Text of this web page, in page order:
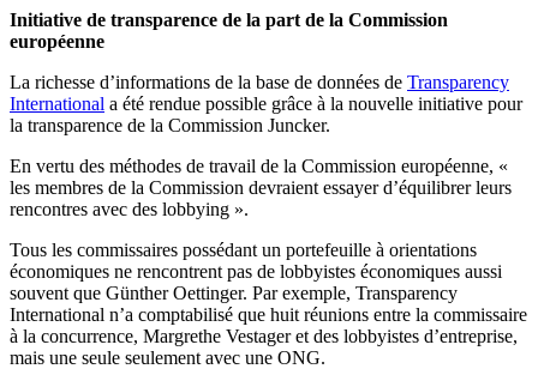
Initiative de transparence de la part de la Commission
européenne
La richesse d’informations de la base de données de Transparency
International a été rendue possible grâce à la nouvelle initiative pour
la transparence de la Commission Juncker.
En vertu des méthodes de travail de la Commission européenne, «
les membres de la Commission devraient essayer d’équilibrer leurs
rencontres avec des lobbying ».
Tous les commissaires possédant un portefeuille à orientations
économiques ne rencontrent pas de lobbyistes économiques aussi
souvent que Günther Oettinger. Par exemple, Transparency
International n’a comptabilisé que huit réunions entre la commissaire
à la concurrence, Margrethe Vestager et des lobbyistes d’entreprise,
mais une seule seulement avec une ONG.